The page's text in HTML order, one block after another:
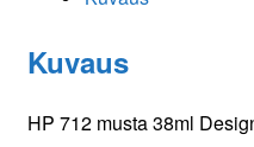
Kuvaus
HP 712 musta 38ml